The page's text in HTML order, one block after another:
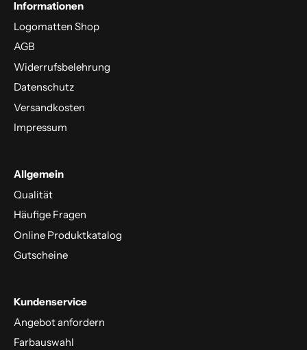
Informationen
Logomatten Shop
AGB
Widerrufsbelehrung
Datenschutz
Versandkosten
Impressum
Allgemein
Qualität
Häufige Fragen
Online Produktkatalog
Gutscheine
Kundenservice
Angebot anfordern
Farbauswahl